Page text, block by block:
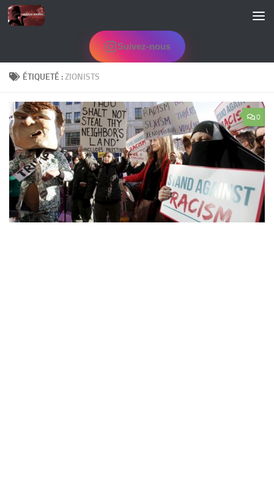
Skip to content
Suivez-nous
ÉTIQUETÉ :ZIONISTS
0